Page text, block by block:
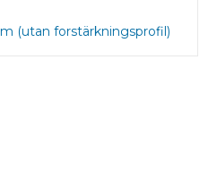
(utan forstärkningsprofil)